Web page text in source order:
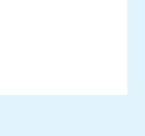
INNOVATIVE